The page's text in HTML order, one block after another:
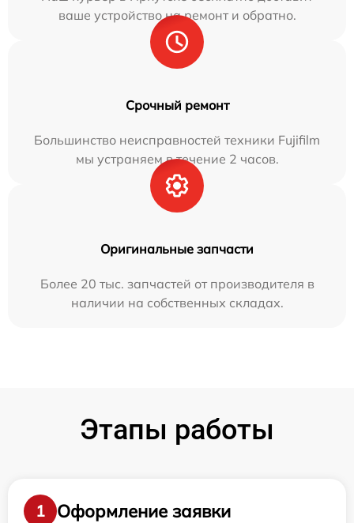
ваше устройство на ремонт и обратно.
Срочный ремонт
Большинство неисправностей техники Fujifilm
мы устраняем в течение 2 часов.
Оригинальные запчасти
Более 20 тыс. запчастей от производителя в
наличии на собственных складах.
Этапы работы
1
Оформление заявки